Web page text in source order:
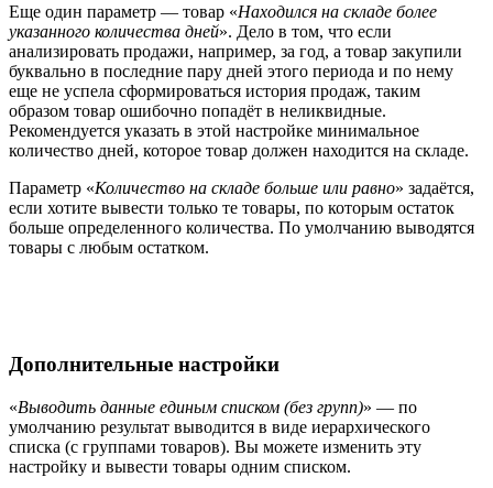
Еще один параметр — товар «Находился на складе более
указанного количества дней». Дело в том, что если
анализировать продажи, например, за год, а товар закупили
буквально в последние пару дней этого периода и по нему
еще не успела сформироваться история продаж, таким
образом товар ошибочно попадёт в неликвидные.
Рекомендуется указать в этой настройке минимальное
количество дней, которое товар должен находится на складе.
Параметр «Количество на складе больше или равно» задаётся,
если хотите вывести только те товары, по которым остаток
больше определенного количества. По умолчанию выводятся
товары с любым остатком.
Дополнительные настройки
«Выводить данные единым списком (без групп)» — по
умолчанию результат выводится в виде иерархического
списка (с группами товаров). Вы можете изменить эту
настройку и вывести товары одним списком.